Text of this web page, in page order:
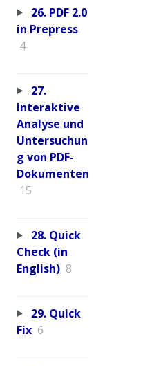
26. PDF 2.0
in Prepress
4
27.
Interaktive
Analyse und
Untersuchun
g von PDF-
Dokumenten
15
28. Quick
Check (in
English) 8
29. Quick
Fix 6